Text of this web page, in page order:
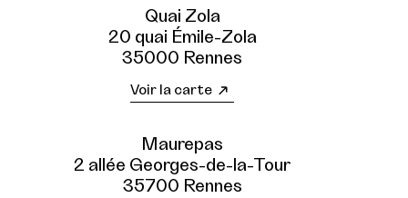
Quai Zola
20 quai Émile-Zola
35000 Rennes
Voir la carte
Maurepas
2 allée Georges-de-la-Tour
35700 Rennes